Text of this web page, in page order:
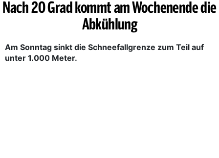
Nach 20 Grad kommt am Wochenende die
Abkühlung
Am Sonntag sinkt die Schneefallgrenze zum Teil auf
unter 1.000 Meter.